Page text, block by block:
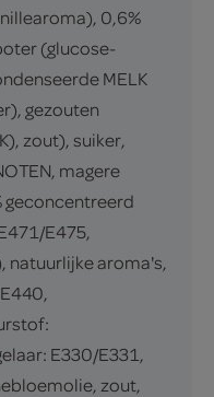
0,6%
(glucose-
MELK
gezouten
zout), suiker,
magere
geconcentreerd
E475,
natuurlijke aroma's,
E330/E331,
zout,